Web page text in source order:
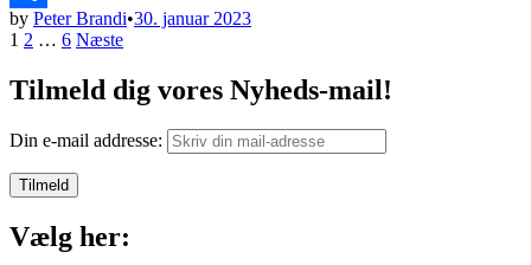
Share
by Peter Brandi•30. januar 2023
Indlægsinddeling
1 2 … 6 Næste
Tilmeld dig vores Nyheds-mail!
Din e-mail addresse:
Vælg her: